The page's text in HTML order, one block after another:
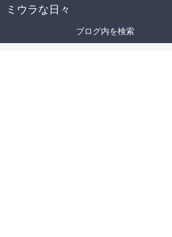
ミウラな日々
ブログ内を検索